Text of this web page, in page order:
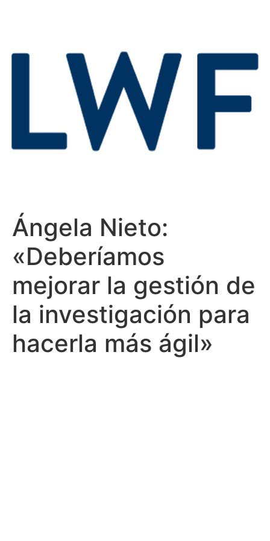
Ángela Nieto:
«Deberíamos
mejorar la gestión de
la investigación para
hacerla más ágil»